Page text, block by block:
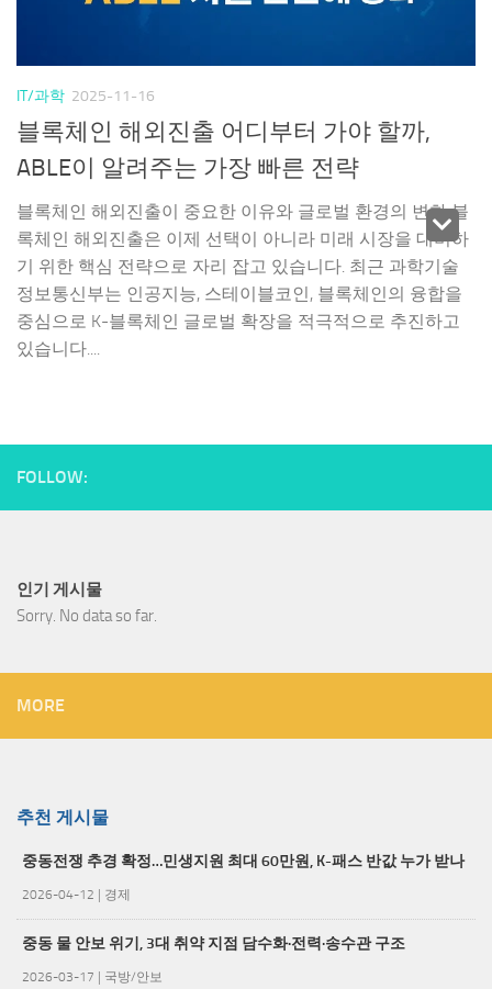
IT/과학 2025-11-16
블록체인 해외진출 어디부터 가야 할까,
ABLE이 알려주는 가장 빠른 전략
블록체인 해외진출이 중요한 이유와 글로벌 환경의 변화 블
록체인 해외진출은 이제 선택이 아니라 미래 시장을 대비하
기 위한 핵심 전략으로 자리 잡고 있습니다. 최근 과학기술
정보통신부는 인공지능, 스테이블코인, 블록체인의 융합을
중심으로 K-블록체인 글로벌 확장을 적극적으로 추진하고
있습니다....
FOLLOW:
인기 게시물
Sorry. No data so far.
MORE
추천 게시물
중동전쟁 추경 확정…민생지원 최대 60만원, K-패스 반값 누가 받나
2026-04-12 경제
중동 물 안보 위기, 3대 취약 지점 담수화·전력·송수관 구조
2026-03-17 국방/안보